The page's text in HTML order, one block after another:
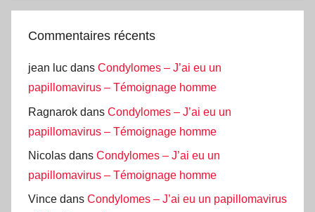
Commentaires récents
jean luc dans Condylomes – J’ai eu un
papillomavirus – Témoignage homme
Ragnarok dans Condylomes – J’ai eu un
papillomavirus – Témoignage homme
Nicolas dans Condylomes – J’ai eu un
papillomavirus – Témoignage homme
Vince dans Condylomes – J’ai eu un papillomavirus